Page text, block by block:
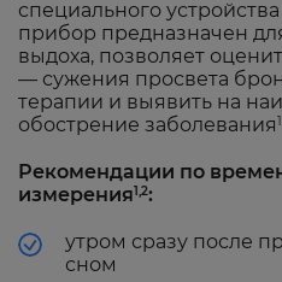
специального
прибор предназначен
выдоха, позволяет
— сужения просвета
терапии и выявить на
обострение заболевания
Рекомендации по
измерения1,2:
утром сразу после
сном